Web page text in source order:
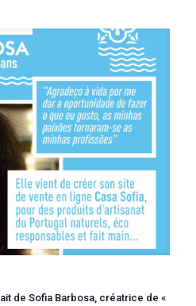
de Sofia Barbosa, créatrice de «